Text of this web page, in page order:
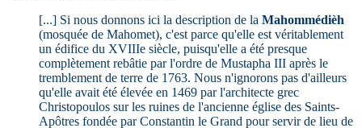
[...] Si nous donnons ici la description de la Mahommédièh
(mosquée de Mahomet), c'est parce qu'elle est véritablement
un édifice du XVIIIe siècle, puisqu'elle a été presque
complètement rebâtie par l'ordre de Mustapha III après le
tremblement de terre de 1763. Nous n'ignorons pas d'ailleurs
qu'elle avait été élevée en 1469 par l'architecte grec
Christopoulos sur les ruines de l'ancienne église des Saints-
Apôtres fondée par Constantin le Grand pour servir de lieu de